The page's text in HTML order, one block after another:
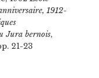
1912-
Jura bernois,
21-23